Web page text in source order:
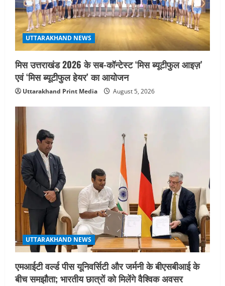
UTTARAKHAND NEWS
मिस उत्तराखंड 2026 के सब-कॉन्टेस्ट ‘मिस ब्यूटीफुल आइज़’
एवं ‘मिस ब्यूटीफुल हेयर’ का आयोजन
Uttarakhand Print Media August 5, 2026
UTTARAKHAND NEWS
एमआईटी वर्ल्ड पीस यूनिवर्सिटी और जर्मनी के बीएसबीआई के
बीच समझौता; भारतीय छात्रों को मिलेंगे वैश्विक अवसर